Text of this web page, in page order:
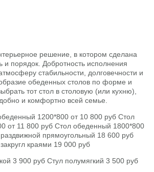
решение, в котором сделана
и порядок. Добротность исполнения
стабильности, долговечности и
обеденных столов по форме и
тот стол в столовую (или кухню),
и комфортно всей семье.
1200*800 от 10 800 руб Стол
от 11 800 руб Стол обеденный 1800*800
прямоугольный 18 600 руб
краями 19 000 руб
3 900 руб Стул полумягкий 3 500 руб